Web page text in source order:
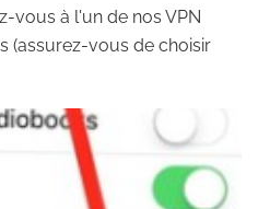
vous à l'un de nos VPN
(assurez-vous de choisir